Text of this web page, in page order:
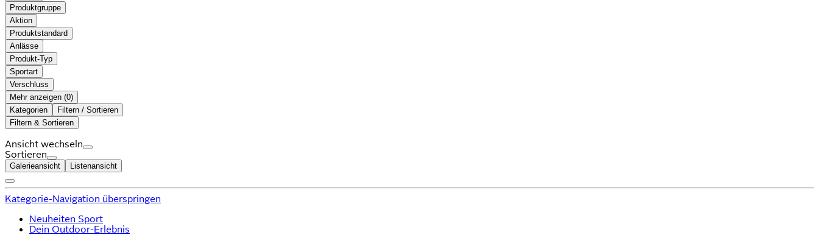
Produktgruppe
Aktion
Produktstandard
Anlässe
Produkt-Typ
Sportart
Verschluss
Mehr anzeigen ( )
Kategorien
Filtern / Sortieren
Filtern & Sortieren
Ansicht wechseln
Sortieren
Galerieansicht Listenansicht
Kategorie-Navigation überspringen
Neuheiten Sport
Dein Outdoor-Erlebnis